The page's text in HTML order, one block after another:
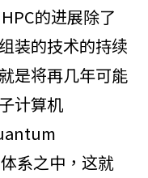
的进展除了
装的技术的持续
是将再几年可能
计算机
系之中，这就